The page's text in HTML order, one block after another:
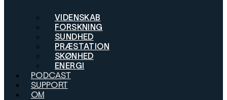
VIDENSKAB
FORSKNING
SUNDHED
PRÆSTATION
SKØNHED
ENERGI
PODCAST
SUPPORT
OM